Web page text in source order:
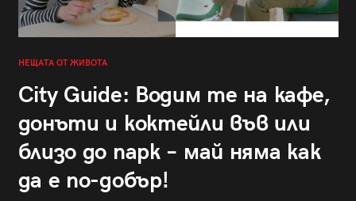
НЕЩАТА ОТ ЖИВОТА
City Guide: Водим те на кафе,
донъти и коктейли във или
близо до парк – май няма как
да е по-добър!